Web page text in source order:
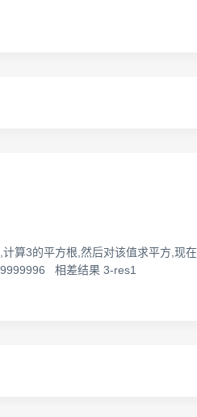
算3的平方根,然后对该值求平方,现在
相差结果 3-res1